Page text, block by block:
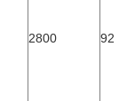
2800 92